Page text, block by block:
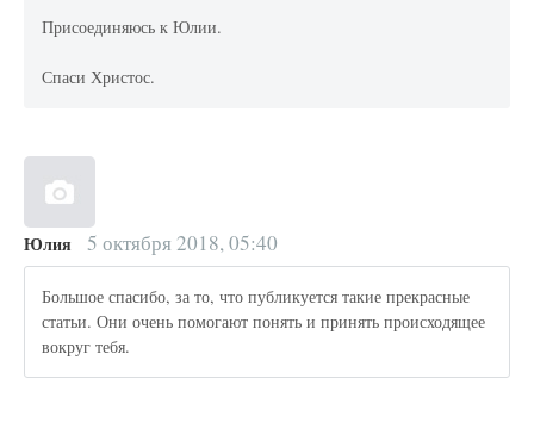
Присоединяюсь к Юлии.
Спаси Христос.
Юлия 5 октября 2018, 05:40
Большое спасибо, за то, что публикуется такие прекрасные
статьи. Они очень помогают понять и принять происходящее
вокруг тебя.